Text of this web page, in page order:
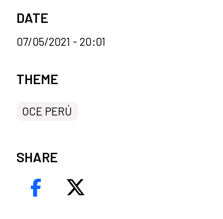
DATE
07/05/2021 - 20:01
News categories
THEME
OCE PERÚ
SHARE